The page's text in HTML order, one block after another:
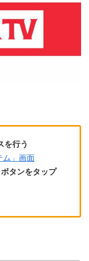
を行う
ム」画面
タンをタップ